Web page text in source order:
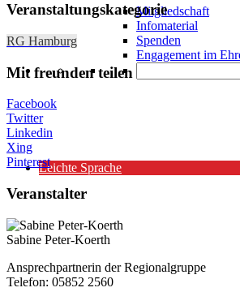
Mitgliedschaft
Infomaterial
Spenden
Engagement im
Leichte Sprache
Veranstaltungskategorie
RG Hamburg
Mit freunden teilen
Facebook
Twitter
Linkedin
Xing
Pinterest
Veranstalter
Sabine Peter-Koerth
Ansprechpartnerin der Regionalgruppe
Telefon: 05852 2560